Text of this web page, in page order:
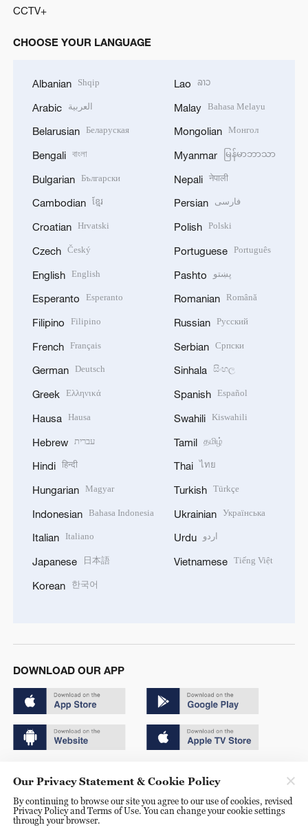
CCTV+
CHOOSE YOUR LANGUAGE
Albanian Shqip
Arabic العربية
Belarusian Беларуская
Bengali বাংলা
Bulgarian Български
Cambodian ខ្មែរ
Croatian Hrvatski
Czech Český
English English
Esperanto Esperanto
Filipino Filipino
French Français
German Deutsch
Greek Ελληνικά
Hausa Hausa
Hebrew עברית
Hindi हिन्दी
Hungarian Magyar
Indonesian Bahasa Indonesia
Italian Italiano
Japanese 日本語
Korean 한국어
Lao ລາວ
Malay Bahasa Melayu
Mongolian Монгол
Myanmar မြန်မာဘာသာ
Nepali नेपाली
Persian فارسی
Polish Polski
Portuguese Português
Pashto پښتو
Romanian Română
Russian Русский
Serbian Српски
Sinhala සිංහල
Spanish Español
Swahili Kiswahili
Tamil தமிழ்
Thai ไทย
Turkish Türkçe
Ukrainian Українська
Urdu اردو
Vietnamese Tiếng Việt
DOWNLOAD OUR APP
京ICP备20000184号
京公网安备 11010502050052号
Our Privacy Statement & Cookie Policy
By continuing to browse our site you agree to our use of cookies, revised
Privacy Policy and Terms of Use. You can change your cookie settings
through your browser.